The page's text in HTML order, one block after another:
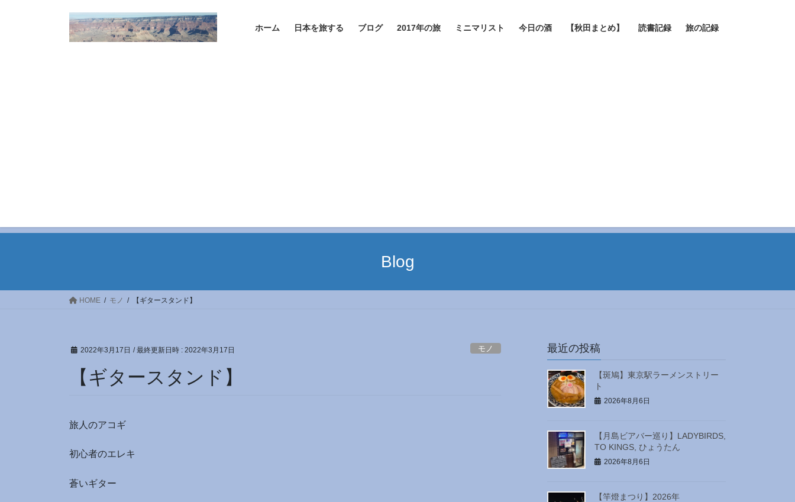
ホーム 日本を旅する ブログ 2017年の旅 ミニマリスト 今日の酒 【秋田まとめ】 読書記録 旅の記録
Blog
HOME モノ 【ギタースタンド】
2022年3月17日 / 最終更新日時 : 2022年3月17日 モノ
【ギタースタンド】
旅人のアコギ
初心者のエレキ
蒼いギター
最近の投稿
【斑鳩】東京駅ラーメンストリー
ト
2026年8月6日
【月島ビアバー巡り】LADYBIRDS,
TO KINGS, ひょうたん
2026年8月6日
【竿燈まつり】2026年